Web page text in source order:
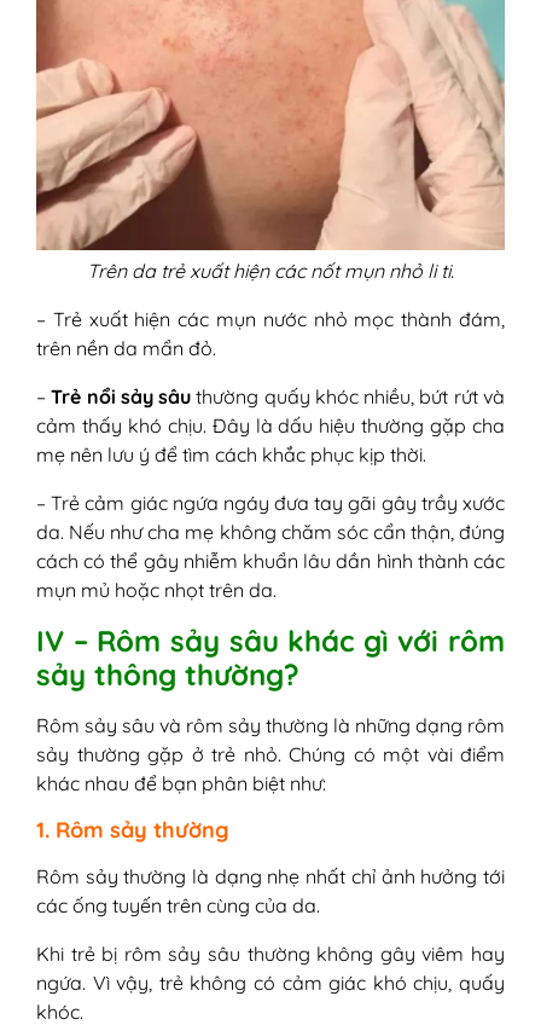
Trên da trẻ xuất hiện các nốt mụn nhỏ li ti.
– Trẻ xuất hiện các mụn nước nhỏ mọc thành đám,
trên nền da mẩn đỏ.
–Trẻ nổi sảy sâu thường quấy khóc nhiều, bứt rứt và
cảm thấy khó chịu. Đây là dấu hiệu thường gặp cha
mẹ nên lưu ý để tìm cách khắc phục kịp thời.
– Trẻ cảm giác ngứa ngáy đưa tay gãi gây trầy xước
da. Nếu như cha mẹ không chăm sóc cẩn thận, đúng
cách có thể gây nhiễm khuẩn lâu dần hình thành các
mụn mủ hoặc nhọt trên da.
IV – Rôm sảy sâu khác gì với rôm
sảy thông thường?
Rôm sảy sâu và rôm sảy thường là những dạng rôm
sảy thường gặp ở trẻ nhỏ. Chúng có một vài điểm
khác nhau để bạn phân biệt như:
1. Rôm sảy thường
Rôm sảy thường là dạng nhẹ nhất chỉ ảnh hưởng tới
các ống tuyến trên cùng của da.
Khi trẻ bị rôm sảy sâu thường không gây viêm hay
ngứa. Vì vậy, trẻ không có cảm giác khó chịu, quấy
khóc.